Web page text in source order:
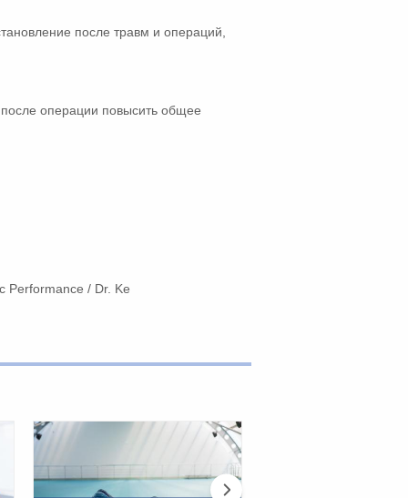
после травм и операций,
после операции повысить общее
Performance / Dr. Ke